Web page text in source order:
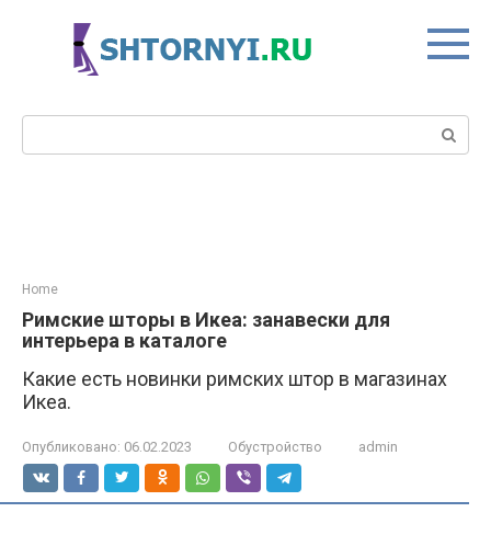
Поиск:
Home
Римские шторы в Икеа: занавески для
интерьера в каталоге
Какие есть новинки римских штор в магазинах
Икеа.
Опубликовано: 06.02.2023 Обустройство admin